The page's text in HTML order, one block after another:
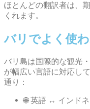
ほとんどの翻訳者は、
くれます。
バリでよく使
バリ島は国際的な観光
が幅広い言語に対応し
通り：
🌐 英語 ↔ インド